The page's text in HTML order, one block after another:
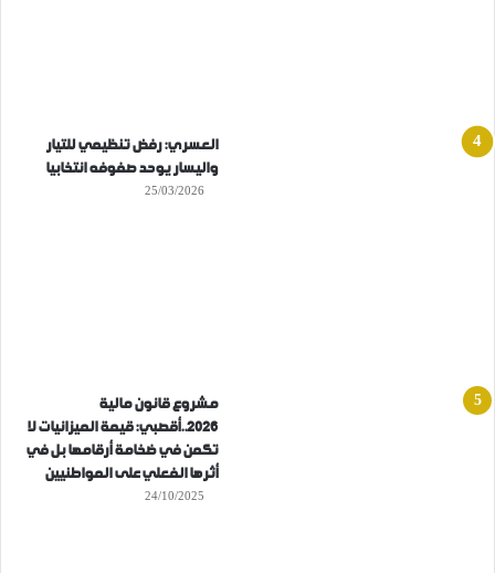
العسري: رفض تنظيمي للتيار
واليسار يوحد صفوفه انتخابيا
25/03/2026
مشروع قانون مالية
2026..أقصبي: قيمة الميزانيات لا
تكمن في ضخامة أرقامها بل في
أثرها الفعلي على المواطنيين
24/10/2025